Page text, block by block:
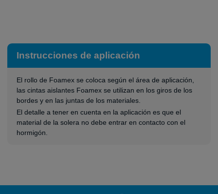
Instrucciones de aplicación
El rollo de Foamex se coloca según el área de aplicación,
las cintas aislantes Foamex se utilizan en los giros de los
bordes y en las juntas de los materiales.
El detalle a tener en cuenta en la aplicación es que el
material de la solera no debe entrar en contacto con el
hormigón.